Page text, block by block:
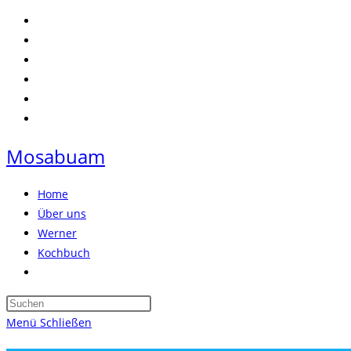
Zum
Inhalt
springen
Mosabuam
Home
Über uns
Werner
Kochbuch
umschalten
Press
Menü Schließen